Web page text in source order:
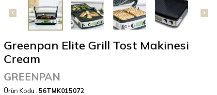
Greenpan Elite Grill Tost Makinesi
Cream
GREENPAN
Ürün Kodu : 56TMK015072